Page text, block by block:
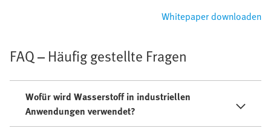
Whitepaper downloaden
FAQ – Häufig gestellte Fragen
Wofür wird Wasserstoff in industriellen
Anwendungen verwendet?